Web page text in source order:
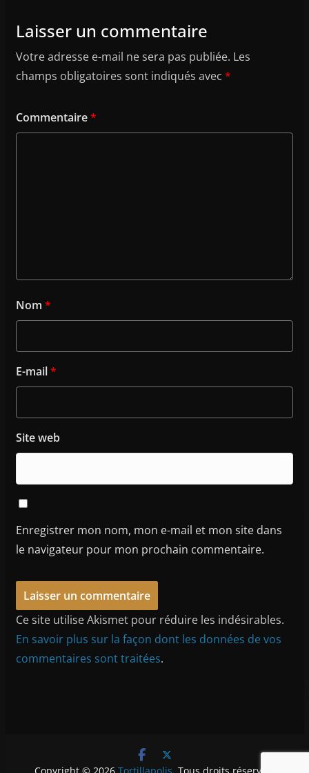
Laisser un commentaire
Votre adresse e-mail ne sera pas publiée. Les
champs obligatoires sont indiqués avec *
Commentaire*
Nom *
E-mail*
Site web
Enregistrer mon nom, mon e-mail et mon site dans
le navigateur pour mon prochain commentaire.
Ce site utilise Akismet pour réduire les indésirables.
En savoir plus sur la façon dont les données de vos
commentaires sont traitées.